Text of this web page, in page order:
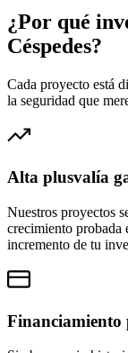
¿Por qué
Céspedes?
Cada proyecto está
la seguridad que
Alta plusvalía
Nuestros proyectos
crecimiento probada
incremento de tu
Financiamiento